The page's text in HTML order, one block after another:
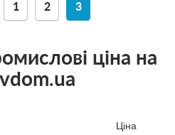
1 2 3
ціна на
Ціна